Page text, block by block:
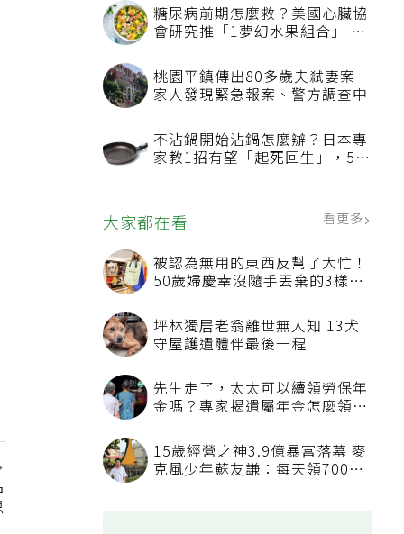
糖尿病前期怎麼救？美國心臟協
會研究推「1夢幻水果組合」 酪
桃園平鎮傳出80多歲夫弒妻案
家人發現緊急報案、警方調查中
不沾鍋開始沾鍋怎麼辦？日本專
家教1招有望「起死回生」，5情
大家都在看
被認為無用的東西反幫了大忙！
50歲婦慶幸沒隨手丟棄的3樣物
坪林獨居老翁離世無人知 13犬
守屋護遺體伴最後一程
先生走了，太太可以續領勞保年
金嗎？專家揭遺屬年金怎麼領，
15歲經營之神3.9億暴富落幕 麥
克風少年蘇友謙：每天領700元